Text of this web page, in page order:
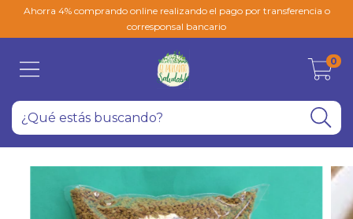
Ahorra 4% comprando online realizando el pago por transferencia o
corresponsal bancario
0